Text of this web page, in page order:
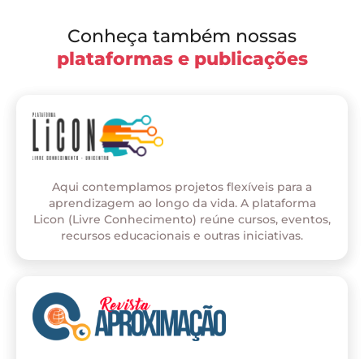
Conheça também nossas
plataformas e publicações
Aqui contemplamos projetos flexíveis para a
aprendizagem ao longo da vida. A plataforma
Licon (Livre Conhecimento) reúne cursos, eventos,
recursos educacionais e outras iniciativas.